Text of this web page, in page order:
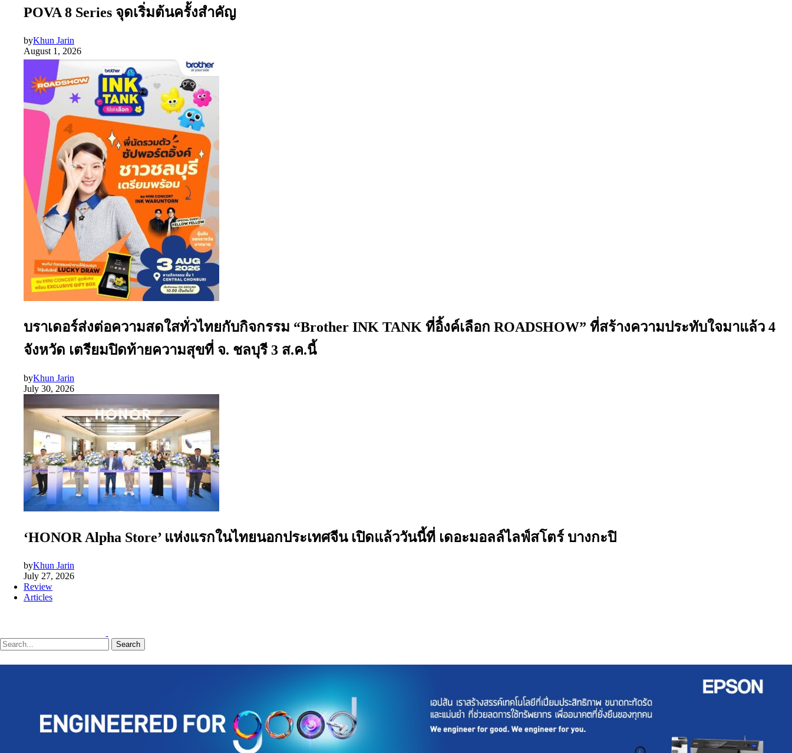
POVA 8 Series จุดเริ่มต้นครั้งสำคัญ
byKhun Jarin
August 1, 2026
บราเดอร์ส่งต่อความสดใสทั่วไทยกับกิจกรรม “Brother INK TANK ที่อิ้งค์เลือก ROADSHOW” ที่สร้างความประทับใจมาแล้ว 4
จังหวัด เตรียมปิดท้ายความสุขที่ จ. ชลบุรี 3 ส.ค.นี้
byKhun Jarin
July 30, 2026
‘HONOR Alpha Store’ แห่งแรกในไทยนอกประเทศจีน เปิดแล้ววันนี้ที่ เดอะมอลล์ไลฟ์สโตร์ บางกะปิ
byKhun Jarin
July 27, 2026
Review
Articles
Search